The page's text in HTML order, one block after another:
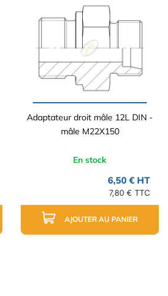
Adaptateur droit mâle 12L DIN -
mâle M22X150
En stock
6,50 € HT
7,80 € TTC
AJOUTER AU PANIER